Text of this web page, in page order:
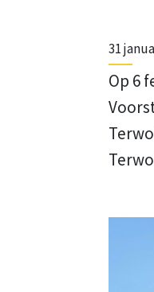
31
Op 6